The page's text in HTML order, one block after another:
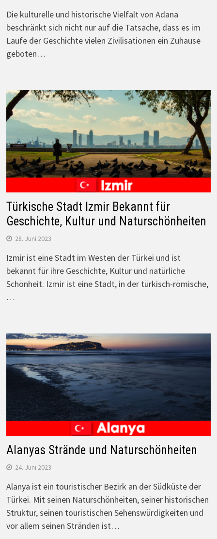
Die kulturelle und historische Vielfalt von Adana
beschränkt sich nicht nur auf die Tatsache, dass es im
Laufe der Geschichte vielen Zivilisationen ein Zuhause
geboten…
Türkische Stadt Izmir Bekannt für
Geschichte, Kultur und Naturschönheiten
28. Juni 2023
Izmir ist eine Stadt im Westen der Türkei und ist
bekannt für ihre Geschichte, Kultur und natürliche
Schönheit. Izmir ist eine Stadt, in der türkisch-römische,
…
Alanyas Strände und Naturschönheiten
24. Juni 2023
Alanya ist ein touristischer Bezirk an der Südküste der
Türkei. Mit seinen Naturschönheiten, seiner historischen
Struktur, seinen touristischen Sehenswürdigkeiten und
vor allem seinen Stränden ist…